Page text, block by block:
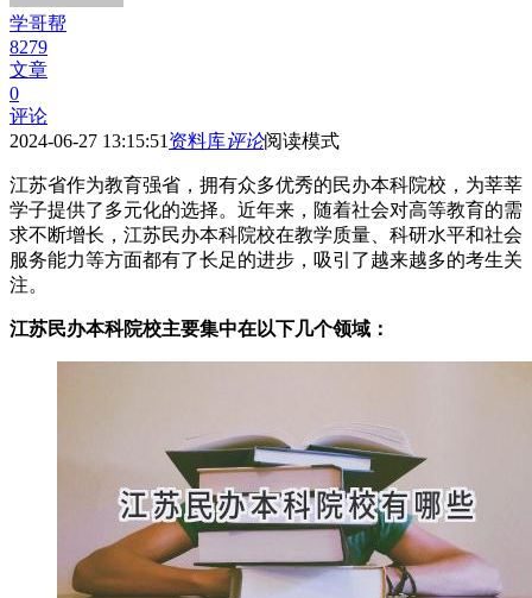
学哥帮
8279
文章
0
评论
2024-06-27 13:15:51 资料库评论阅读模式
江苏省作为教育强省，拥有众多优秀的民办本科院校，为莘莘
学子提供了多元化的选择。近年来，随着社会对高等教育的需
求不断增长，江苏民办本科院校在教学质量、科研水平和社会
服务能力等方面都有了长足的进步，吸引了越来越多的考生关
注。
江苏民办本科院校主要集中在以下几个领域：